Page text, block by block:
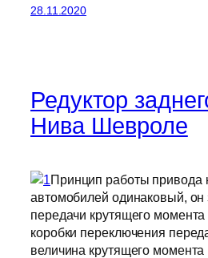
28.11.2020
Редуктор
Нива Шевроле
Принцип работы привода
автомобилей одинаковый, он
передачи крутящего момента
коробки переключения
величина крутящего момента